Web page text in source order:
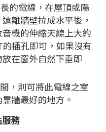
電線，在屋頂或陽
離牆壁拉成水平後，
機的伸縮天線上大約
插孔即可，如果沒有
在窗外自然下垂即
則可將此電線之室
牆最好的地方。
務